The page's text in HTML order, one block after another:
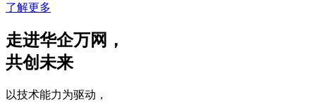
了解更多
走进华企万网 ，
共创未来
以技术能力为驱动 ，